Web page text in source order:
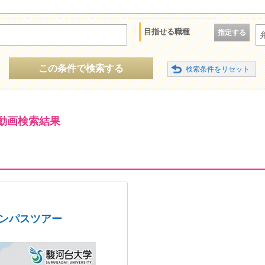
目指せる職種 指定する
この条件で検索する
画検索結果
パスツアー